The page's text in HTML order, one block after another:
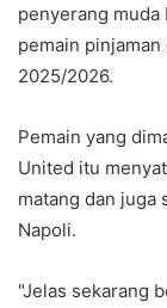
penyerang muda
pemain
2025/2026.
Pemain yang
United itu
matang dan juga
Napoli.
"Jelas sekarang